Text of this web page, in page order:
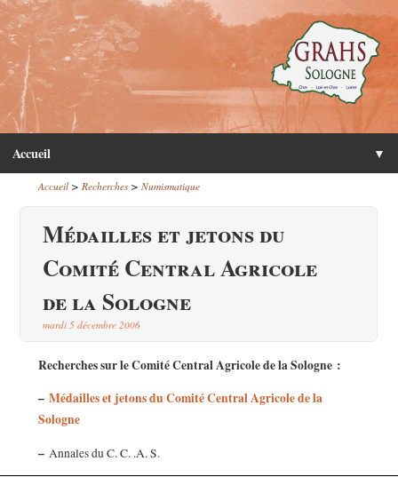
Accueil ▼
Accueil> Recherches> Numismatique
Médailles et jetons du
Comité Central Agricole
de la Sologne
mardi 5 décembre 2006
Recherches sur le Comité Central Agricole de la Sologne :
– Médailles et jetons du Comité Central Agricole de la
Sologne
–Annales du C. C. .A. S.